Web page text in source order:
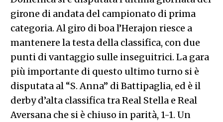
girone di andata del campionato di prima
categoria. Al giro di boa l’Herajon riesce a
mantenere la testa della classifica, con due
punti di vantaggio sulle inseguitrici. La gara
più importante di questo ultimo turno si è
disputata al “S. Anna” di Battipaglia, ed è il
derby d’alta classifica tra Real Stella e Real
Aversana che si è chiuso in parità, 1-1. Un